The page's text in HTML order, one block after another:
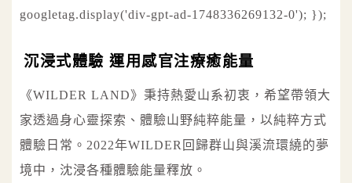
googletag.display('div-gpt-ad-1748336269132-0'); });
沉浸式體驗 運用感官注療癒能量
《WILDER LAND》秉持熱愛山系初衷，希望帶領大
家透過身心靈探索、體驗山野純粹能量，以純粹方式
體驗日常。2022年WILDER回歸群山與溪流環繞的夢
境中，沈浸各種體驗能量釋放。